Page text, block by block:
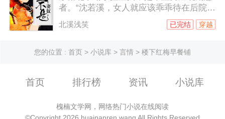
者。“沈若溪，女人就应该乖乖待在后院，
本王受伤了你给本王包扎，本王中毒了你
给本王解毒，舞弄权势非女子所为。”说着
她。王府侍卫们无语擦汗“沈若溪，女人应
完的虾壳无语凝噎。“沈若溪，女人就该以
然嫁给了本王，便什么都得听本王
北溪浅笑 穿越
已完结
您的位置 : 首页 > 小说库 > 言情 > 楼下红梅早餐铺
首页 排行榜 资讯 小说库
槐楠文学网，网络热门小说在线阅读
©Copyright 2026 huainanren.wang All Rights Reserved